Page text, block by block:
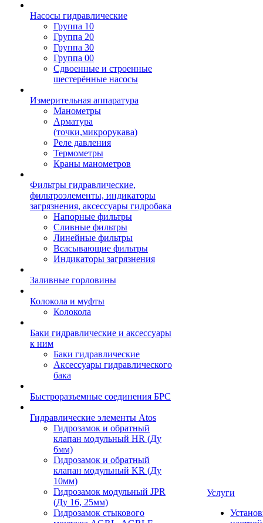
Насосы гидравлические
Группа 10
Группа 20
Группа 30
Группа 00
Сдвоенные и строенные
шестерённые насосы
Измерительная аппаратура
Манометры
Арматура
(точки,микрорукава)
Реле давления
Термометры
Краны манометров
Фильтры гидравлические,
фильтроэлементы, индикаторы
загрязнения, аксессуары гидробака
Напорные фильтры
Сливные фильтры
Линейные фильтры
Всасывающие фильтры
Индикаторы загрязнения
Заливные горловины
Колокола и муфты
Колокола
Баки гидравлические и аксессуары
к ним
Баки гидравлические
Аксессуары гидравлического
бака
Быстроразъемные соединения БРС
Гидравлические элементы Atos
Гидрозамок и обратный
клапан модульный HR (Ду
6мм)
Гидрозамок и обратный
клапан модульный KR (Ду
10мм)
Гидрозамок модульный JPR
(Ду 16, 25мм)
Гидрозамок стыкового
Услуги